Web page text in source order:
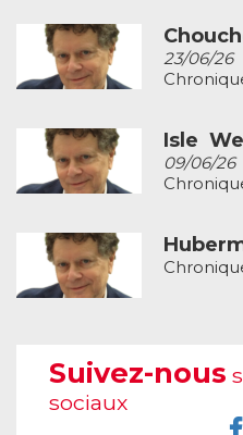
23/06/26
Isle
09/06/26
Suivez-nous
sociaux